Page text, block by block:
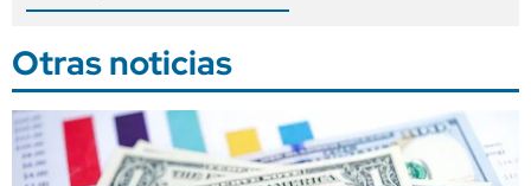
Otras noticias